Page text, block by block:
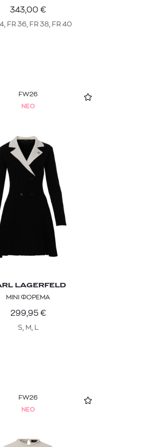
343,00 €
FR 36, FR 38, FR 40
FW26
NEO
LAGERFELD
ΜΙΝΙ ΦΟΡΕΜΑ
299,95 €
S, M, L
FW26
NEO